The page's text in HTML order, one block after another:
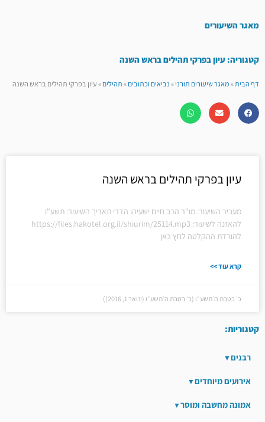
מאגר השיעורים
קטגוריה: עיון בפרקי תהילים בראש השנה
דף הבית»מאגר שיעורים תורני»נביאים וכתובים»תהילים»עיון בפרקי תהילים בראש השנה
עיון בפרקי תהילים בראש השנה
מעביר השיעור: מו"ר הרב חיים ישעיהו הדרי תאריך השיעור: תשע"ו
להאזנה לשיעור: https://files.hakotel.org.il/shiurim/25114.mp3
להורדת ההקלטה לחץ כאן
קרא עוד >>
כ׳ בטבת ה׳תשע״ו (כ׳ בטבת ה׳תשע״ו (ינואר 1, 2016))
קטגוריות:
רבנים
אירועים מיוחדים
אמונה מחשבה ומוסר